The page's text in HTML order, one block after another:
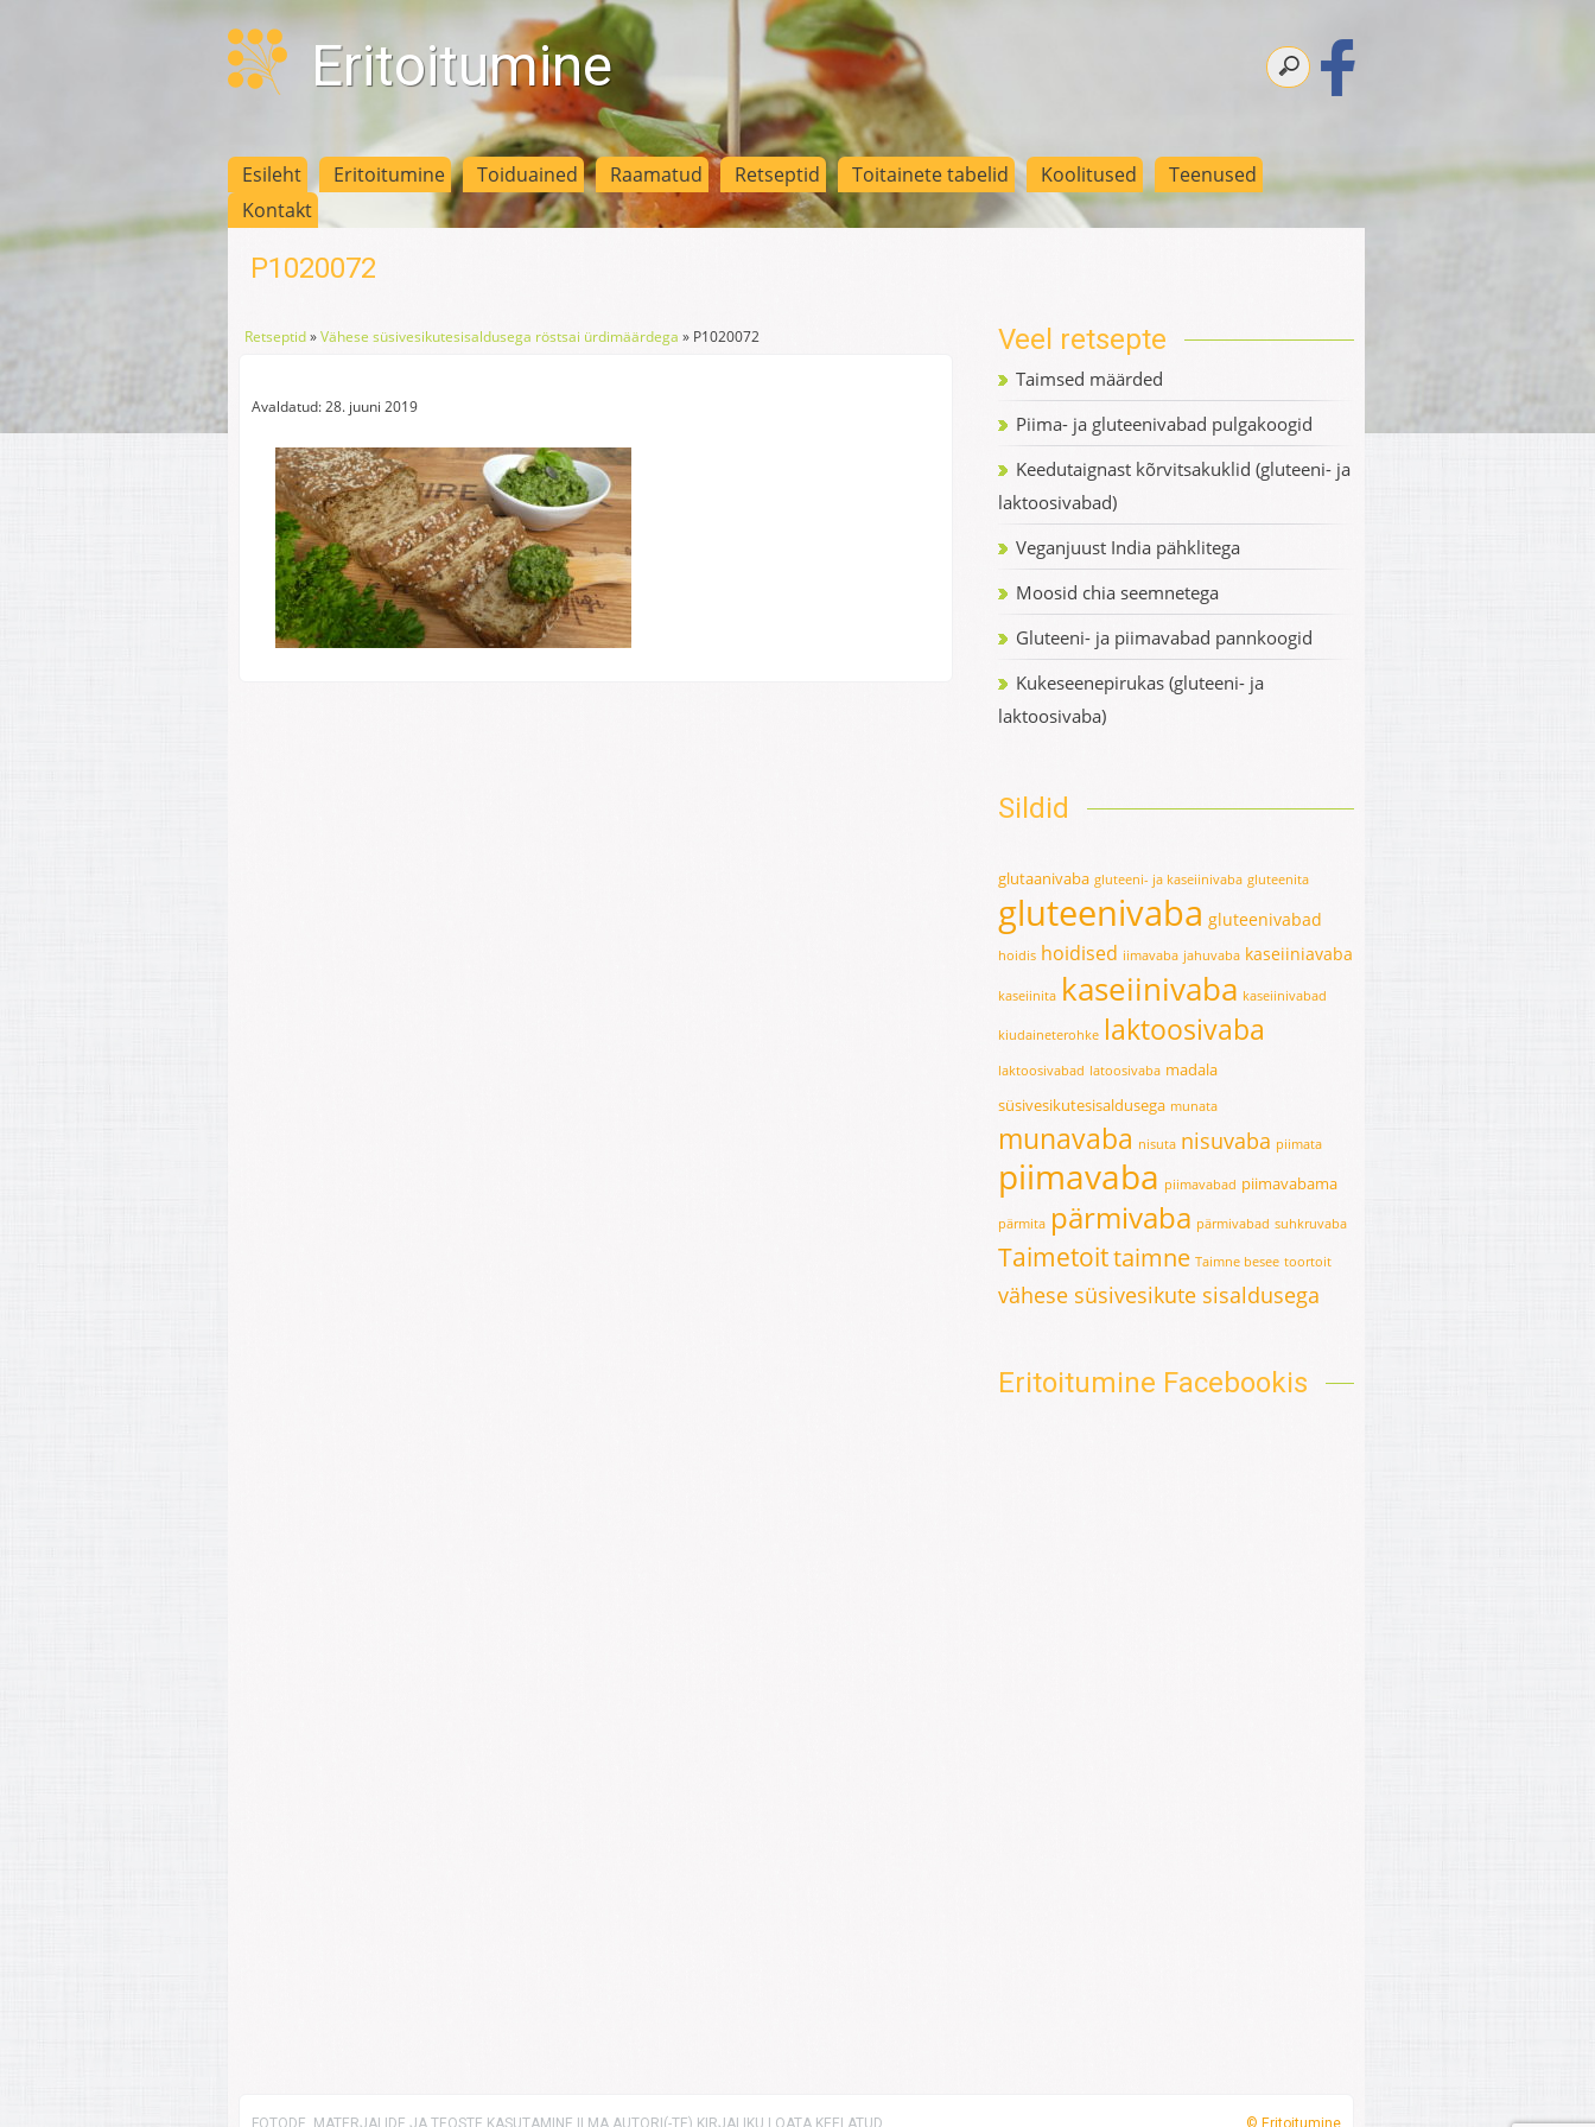
Eritoitumine
Esileht Eritoitumine Toiduained Raamatud Retseptid Toitainete tabelid Koolitused
Teenused
Kontakt
P1020072
Retseptid»Vähese süsivesikutesisaldusega röstsai ürdimäärdega » P1020072
Avaldatud: 28. juuni 2019
Veel retsepte
Taimsed määrded
Piima- ja gluteenivabad pulgakoogid
Keedutaignast kõrvitsakuklid (gluteeni- ja
laktoosivabad)
Veganjuust India pähklitega
Moosid chia seemnetega
Gluteeni- ja piimavabad pannkoogid
Kukeseenepirukas (gluteeni- ja
laktoosivaba)
Sildid
glutaanivaba gluteeni- ja kaseiinivaba gluteenita
gluteenivaba gluteenivabad
hoidis hoidised iimavaba jahuvaba kaseiiniavaba
kaseiinita kaseiinivaba kaseiinivabad
kiudaineterohke laktoosivaba
laktoosivabad latoosivaba madala
süsivesikutesisaldusega munata
munavaba nisuta nisuvaba piimata
piimavaba piimavabad piimavabama
pärmita pärmivaba pärmivabad suhkruvaba
Taimetoittaimne Taimne besee toortoit
vähese süsivesikute sisaldusega
Eritoitumine Facebookis
FOTODE, MATERJALIDE JA TEOSTE KASUTAMINE ILMA AUTORI(-TE) KIRJALIKU LOATA KEELATUD © Eritoitumine